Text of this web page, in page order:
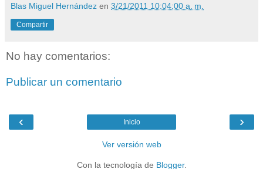
Blas Miguel Hernández en 3/21/2011 10:04:00 a. m.
Compartir
No hay comentarios:
Publicar un comentario
‹ ›
Inicio
Ver versión web
Con la tecnología de Blogger.